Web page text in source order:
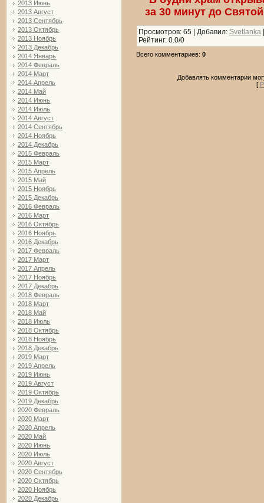
2013 Июнь
2013 Август
2013 Сентябрь
2013 Октябрь
2013 Ноябрь
2013 Декабрь
2014 Январь
2014 Февраль
2014 Март
2014 Апрель
2014 Май
2014 Июнь
2014 Июль
2014 Август
2014 Сентябрь
2014 Ноябрь
2014 Декабрь
2015 Февраль
2015 Март
2015 Апрель
2015 Май
2015 Ноябрь
2015 Декабрь
2016 Февраль
2016 Март
2016 Октябрь
2016 Ноябрь
2016 Декабрь
2017 Февраль
2017 Март
2017 Апрель
2017 Ноябрь
2017 Декабрь
2018 Февраль
2018 Март
2018 Май
2018 Июль
2018 Октябрь
2018 Ноябрь
2018 Декабрь
2019 Март
2019 Апрель
2019 Июнь
2019 Август
2019 Октябрь
2019 Декабрь
2020 Февраль
2020 Март
2020 Апрель
2020 Май
2020 Июнь
2020 Июль
2020 Август
2020 Сентябрь
2020 Октябрь
2020 Ноябрь
2020 Декабрь
за 30 минут до
Просмотров: 65 | Добавил: Svetlanka
Рейтинг: 0.0/0
Всего комментариев: 0
Добавлять комментарии
[